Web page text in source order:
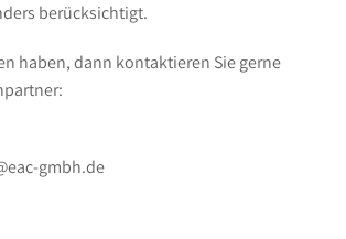
berücksichtigt.
haben, dann kontaktieren Sie gerne
gmbh.de